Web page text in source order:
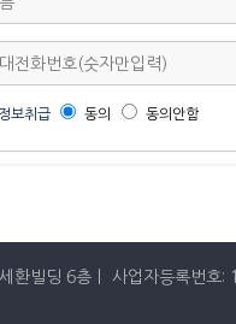
보취급 동의 동의안함
환빌딩 6층ㅣ 사업자등록번